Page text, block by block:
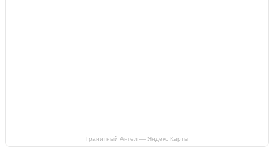
Гранитный Ангел — Яндекс Карты